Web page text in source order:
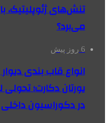
تنش‌های ژئوپلیتیک،
می‌برد؟
6 روز پیش
انواع قاب بندی
یورتان دکارت؛
در دکوراسیون داخلی